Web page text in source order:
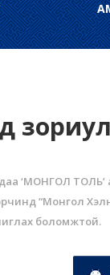
‘МОНГОЛ
“Монгол
боломжтой.